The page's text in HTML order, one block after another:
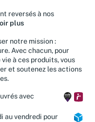
reversés à nos
plus
notre mission :
Avec chacun, pour
à ces produits, vous
et soutenez les actions
avec
au vendredi pour